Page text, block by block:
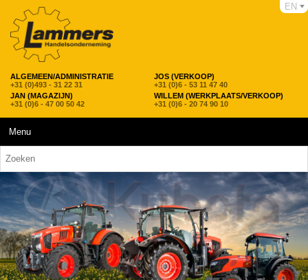
ALGEMEEN/ADMINISTRATIE
+31 (0)493 - 31 22 31
JOS (VERKOOP)
+31 (0)6 - 53 11 47 40
JAN (MAGAZIJN)
+31 (0)6 - 47 00 50 42
WILLEM (WERKPLAATS/VERKOOP)
+31 (0)6 - 20 74 90 10
EN
Menu